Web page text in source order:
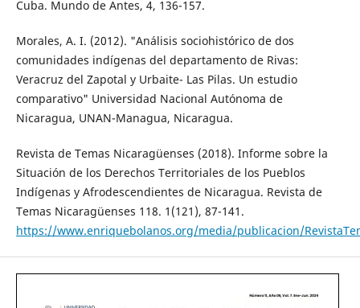
Cuba. Mundo de Antes, 4, 136-157.
Morales, A. I. (2012). "Análisis sociohistórico de dos
comunidades indígenas del departamento de Rivas:
Veracruz del Zapotal y Urbaite- Las Pilas. Un estudio
comparativo" Universidad Nacional Autónoma de
Nicaragua, UNAN-Managua, Nicaragua.
Revista de Temas Nicaragüenses (2018). Informe sobre la
Situación de los Derechos Territoriales de los Pueblos
Indígenas y Afrodescendientes de Nicaragua. Revista de
Temas Nicaragüenses 118. 1(121), 87-141.
https://www.enriquebolanos.org/media/publicacion/